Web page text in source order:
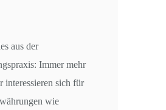
aus der
Immer mehr
interessieren sich für
wie